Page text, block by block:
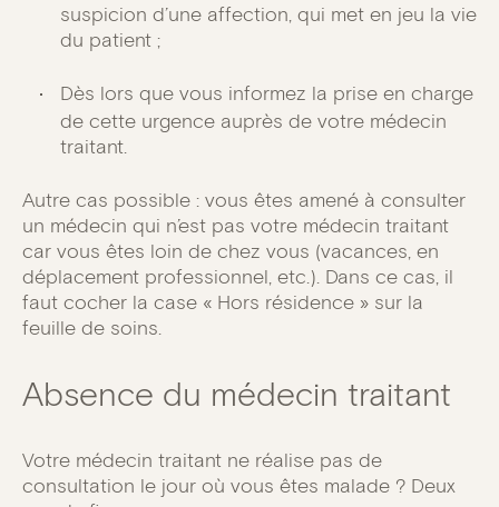
suspicion d’une affection, qui met en jeu la vie
du patient ;
Dès lors que vous informez la prise en charge
de cette urgence auprès de votre médecin
traitant.
Autre cas possible : vous êtes amené à consulter
un médecin qui n’est pas votre médecin traitant
car vous êtes loin de chez vous (vacances, en
déplacement professionnel, etc.). Dans ce cas, il
faut cocher la case « Hors résidence » sur la
feuille de soins.
Absence du médecin traitant
Votre médecin traitant ne réalise pas de
consultation le jour où vous êtes malade ? Deux